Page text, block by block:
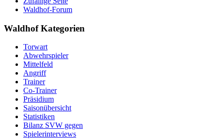
Waldhof-Forum
Waldhof Kategorien
Torwart
Abwehrspieler
Mittelfeld
Angriff
Trainer
Co-Trainer
Präsidium
Saisonübersicht
Statistiken
Bilanz SVW gegen
Spielerinterviews